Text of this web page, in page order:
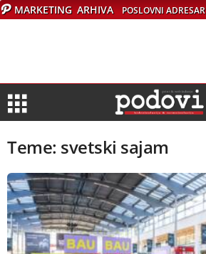
MARKETING ARHIVA POSLOVNI ADRESAR
Teme: svetski sajam